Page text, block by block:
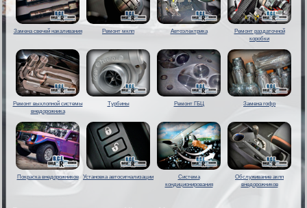
Замена свечей накаливания Ремонт мкпп Автоэлектрика
Ремонт раздаточной
коробки
Ремонт выхлопной системы
внедорожника
Турбины Ремонт ГБЦ Замена гофр
Покраска внедорожников Установка автосигнализации
Система
кондиционирования
Обслуживание акпп
внедорожников